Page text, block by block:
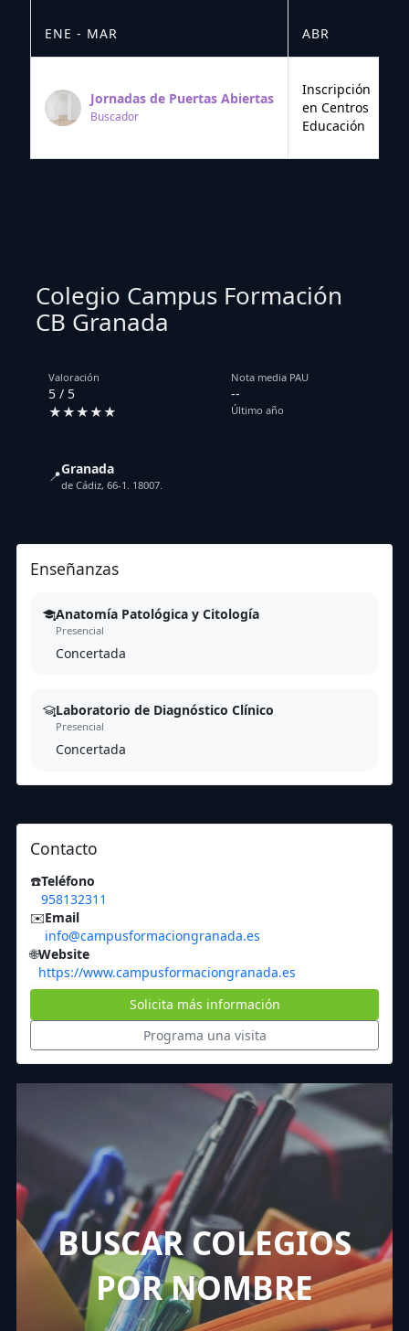
ENE - MAR ABR
Jornadas de Puertas Abiertas
Buscador
Inscripción
en Centros
Educación
Colegio Campus Formación
CB Granada
Valoración
5 / 5
★★★★★
Nota media PAU
--
Último año
📍Granada
de Cádiz, 66-1. 18007.
Enseñanzas
Anatomía Patológica y Citología
Presencial
Concertada
Laboratorio de Diagnóstico Clínico
Presencial
Concertada
Contacto
☎️Teléfono
958132311
✉️Email
info@campusformaciongranada.es
🌐Website
https://www.campusformaciongranada.es
Solicita más información
Programa una visita
BUSCAR COLEGIOS
POR NOMBRE